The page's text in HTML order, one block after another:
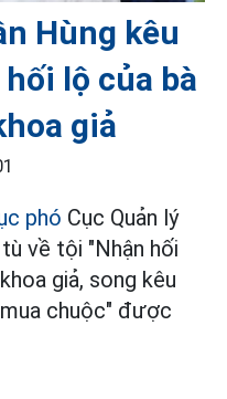
Hùng kêu
lộ của bà
giả
phó Cục Quản lý
về tội "Nhận hối
giả, song kêu
chuộc" được